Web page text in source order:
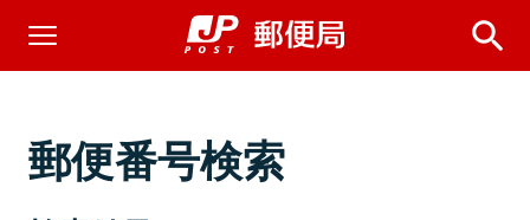
郵便番号検索